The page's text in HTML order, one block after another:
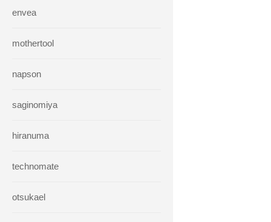
envea
mothertool
napson
saginomiya
hiranuma
technomate
otsukael